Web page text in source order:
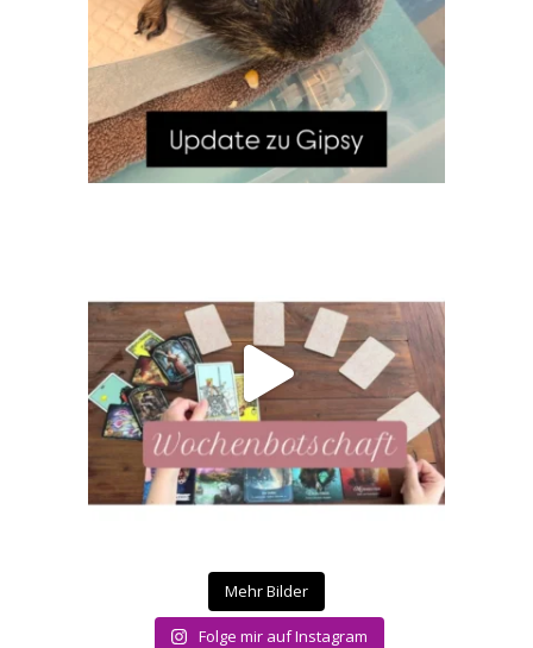
Mehr Bilder
Folge mir auf Instagram